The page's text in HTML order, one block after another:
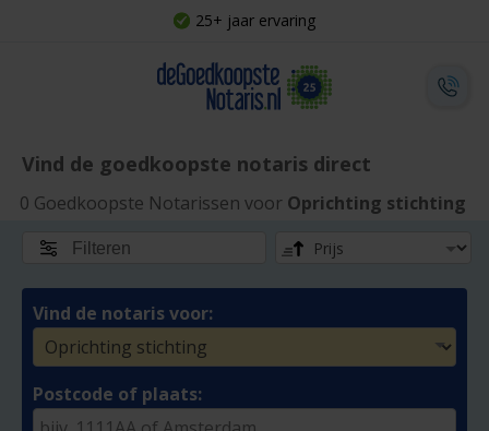
25+ jaar ervaring
Vind de goedkoopste notaris direct
0 Goedkoopste Notarissen voor Oprichting stichting
Filteren
Vind de notaris voor:
Postcode of plaats: